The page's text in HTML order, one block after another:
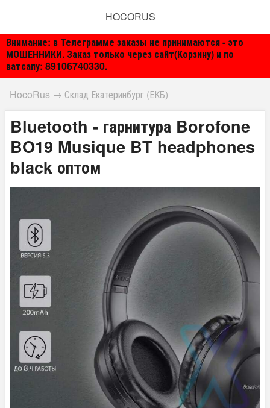
Внимание: в Телеграмме заказы не принимаются - это
МОШЕННИКИ. Заказ только через сайт(Корзину) и по
ватсапу: 89106740330.
HOCORUS
HocoRus → Склад Екатеринбург (ЕКБ)
Bluetooth - гарнитура Borofone
BO19 Musique BT headphones
black оптом